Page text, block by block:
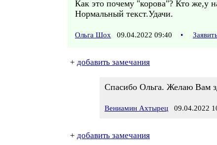
Как это почему "корова"? Кто же,у
Нормальный текст.Удачи.
Ольга Шох 09.04.2022 09:40 •
+ добавить замечания
Спасибо Ольга. Желаю Вам
Вениамин Ахтырец 09.04.2022
+ добавить замечания